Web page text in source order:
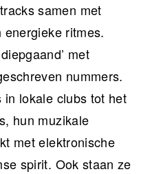
samen met
ritmes.
met
nummers.
in lokale clubs tot het
hun muzikale
met elektronische
spirit. Ook staan ze